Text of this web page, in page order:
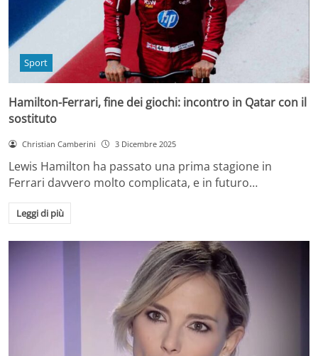
Sport
Hamilton-Ferrari, fine dei giochi: incontro in Qatar con il
sostituto
Christian Camberini 3 Dicembre 2025
Lewis Hamilton ha passato una prima stagione in
Ferrari davvero molto complicata, e in futuro…
Leggi di più